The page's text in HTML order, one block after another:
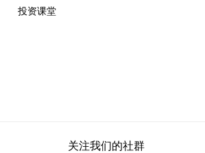
投资课堂
关注我们的社群